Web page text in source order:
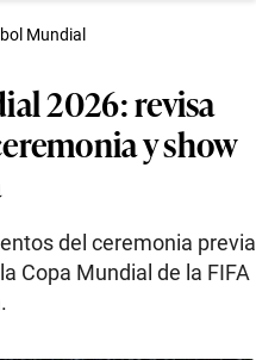
Mundial
2026: revisa
y show
del ceremonia previa
Copa Mundial de la FIFA